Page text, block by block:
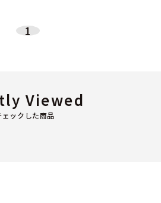
1
ェックした商品
Viewed